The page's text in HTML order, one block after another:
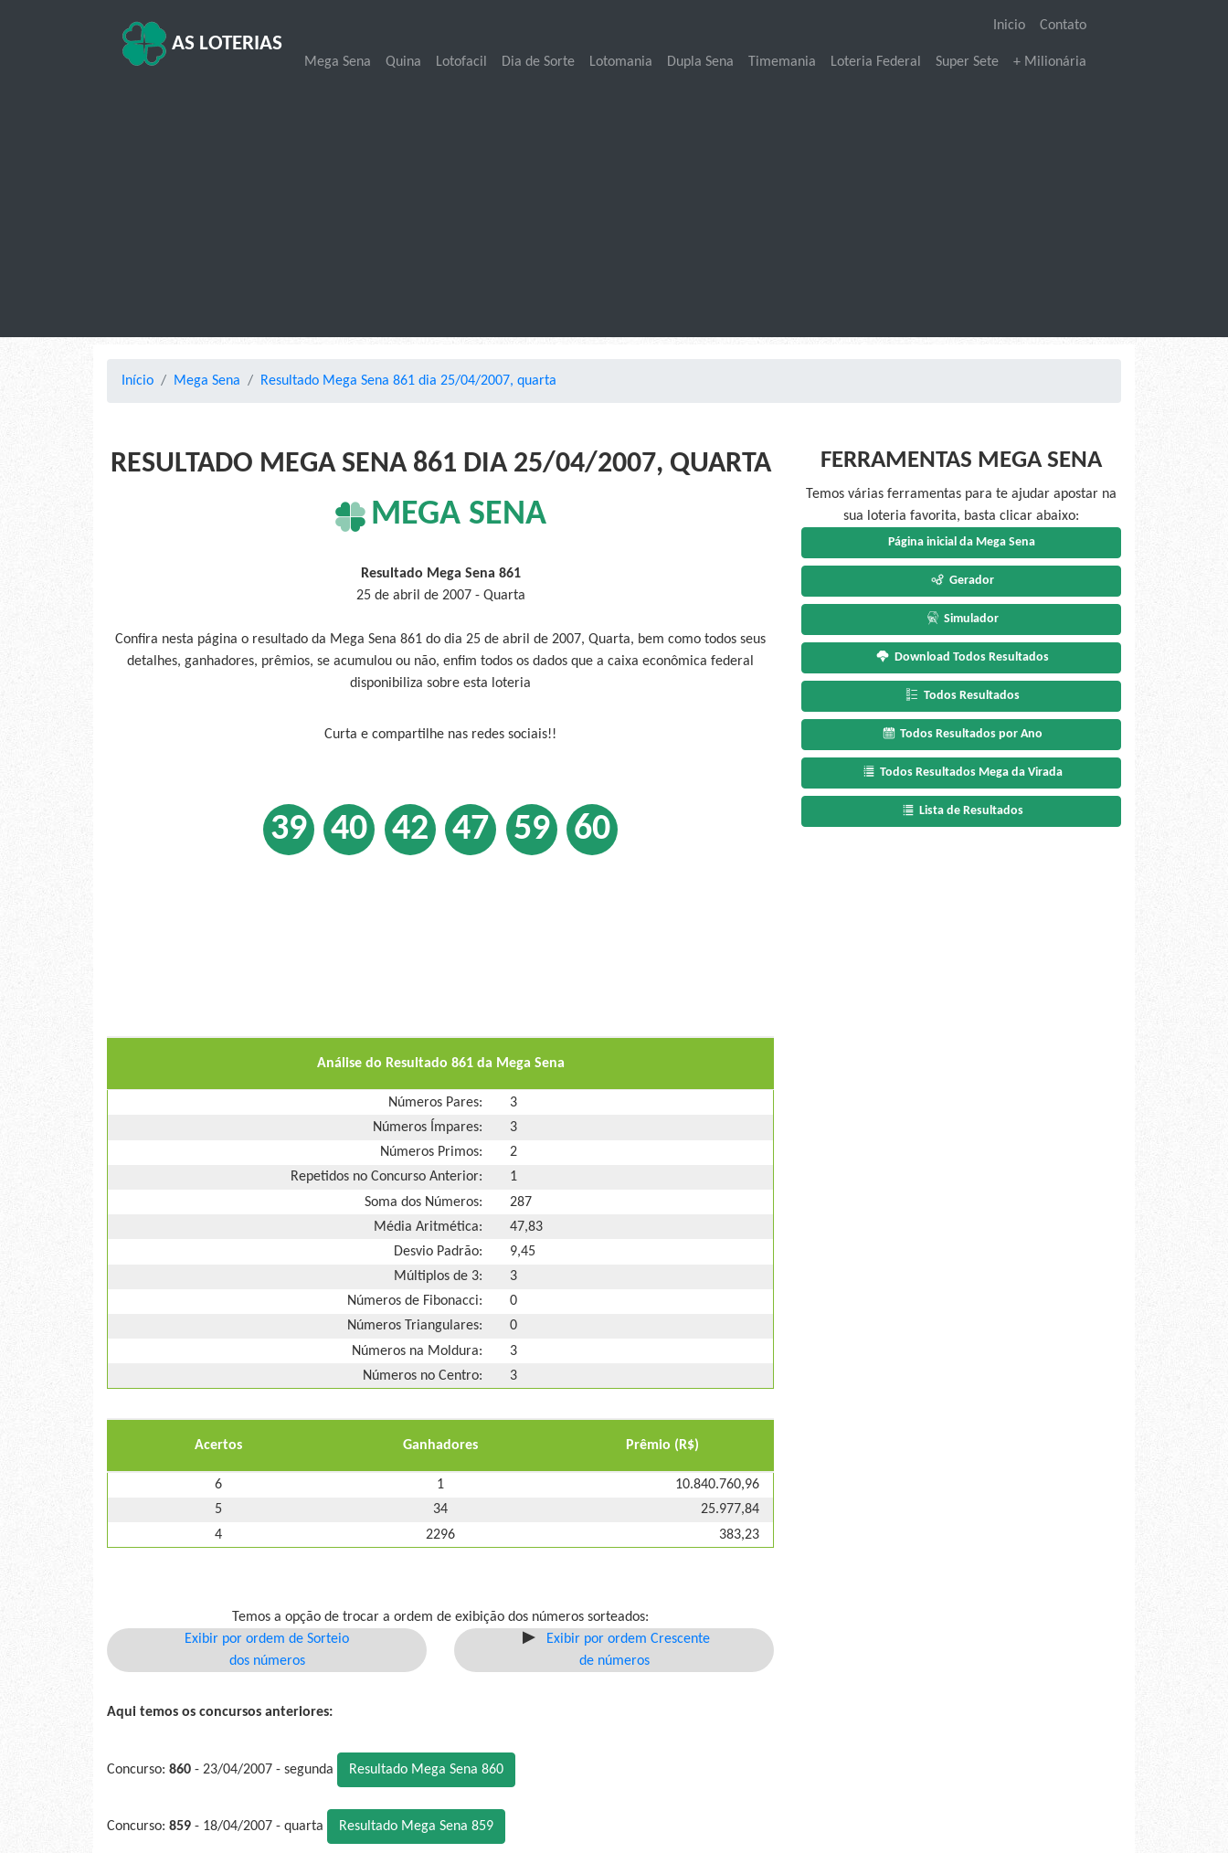
AS LOTERIAS
Inicio Contato
Mega Sena Quina Lotofacil Dia de Sorte Lotomania Dupla Sena Timemania Loteria Federal Super Sete + Milionária
Início Mega Sena Resultado Mega Sena 861 dia 25/04/2007, quarta
RESULTADO MEGA SENA 861 DIA 25/04/2007, QUARTA
MEGA SENA
Resultado Mega Sena 861
25 de abril de 2007 - Quarta
Confira nesta página o resultado da Mega Sena 861 do dia 25 de abril de 2007, Quarta, bem como todos seus
detalhes, ganhadores, prêmios, se acumulou ou não, enfim todos os dados que a caixa econômica federal
disponibiliza sobre esta loteria
Curta e compartilhe nas redes sociais!!
39 40 42 47 59 60
Análise do Resultado 861 da Mega Sena
Números Pares:
3
Números Ímpares:
3
Números Primos:
2
Repetidos no Concurso Anterior:
1
Soma dos Números:
287
Média Aritmética:
47,83
Desvio Padrão:
9,45
Múltiplos de 3:
3
Números de Fibonacci:
0
Números Triangulares:
0
Números na Moldura:
3
Números no Centro:
3
Acertos Ganhadores Prêmio (R$)
6 1
10.840.760,96
5
34
25.977,84
4
2296 383,23
Temos a opção de trocar a ordem de exibição dos números sorteados:
Exibir por ordem de Sorteio
dos números
Exibir por ordem Crescente
de números
Aqui temos os concursos anteriores:
Concurso: 860 - 23/04/2007 - segunda Resultado Mega Sena 860
Concurso: 859 - 18/04/2007 - quarta Resultado Mega Sena 859
FERRAMENTAS MEGA SENA
Temos várias ferramentas para te ajudar apostar na
sua loteria favorita, basta clicar abaixo:
Página inicial da Mega Sena
Gerador
Simulador
Download Todos Resultados
Todos Resultados
Todos Resultados por Ano
Todos Resultados Mega da Virada
Lista de Resultados